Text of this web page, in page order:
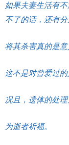
如果夫妻生活有
不了的话，还有分
将其杀害真的是意
这不是对曾爱过的
况且，遗体的处理
为逝者祈福。